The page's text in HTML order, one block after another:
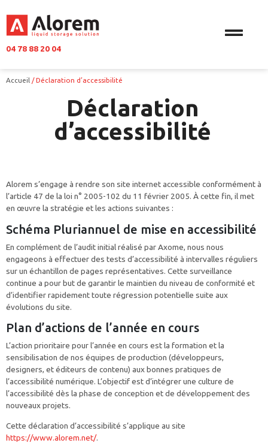
04 78 88 20 04
Accueil /Déclaration d’accessibilité
Déclaration
d’accessibilité
Alorem s’engage à rendre son site internet accessible conformément à
l’article 47 de la loi n° 2005-102 du 11 février 2005. À cette fin, il met
en œuvre la stratégie et les actions suivantes :
Schéma Pluriannuel de mise en accessibilité
En complément de l’audit initial réalisé par Axome, nous nous
engageons à effectuer des tests d’accessibilité à intervalles réguliers
sur un échantillon de pages représentatives. Cette surveillance
continue a pour but de garantir le maintien du niveau de conformité et
d’identifier rapidement toute régression potentielle suite aux
évolutions du site.
Plan d’actions de l’année en cours
L’action prioritaire pour l’année en cours est la formation et la
sensibilisation de nos équipes de production (développeurs,
designers, et éditeurs de contenu) aux bonnes pratiques de
l’accessibilité numérique. L’objectif est d’intégrer une culture de
l’accessibilité dès la phase de conception et de développement des
nouveaux projets.
Cette déclaration d’accessibilité s’applique au site
https://www.alorem.net/.